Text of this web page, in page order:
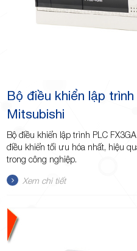
Bộ điều khiển lập
Mitsubishi
Bộ điều khiển lập trình PLC
điều khiển tối ưu hóa nhất, hiệu
trong công nghiệp.
Xem chi tiết